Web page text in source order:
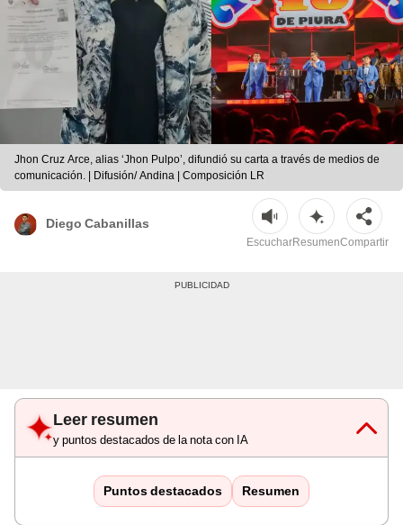
Jhon Cruz Arce, alias ‘Jhon Pulpo’, difundió su carta a través de medios de
comunicación. | Difusión/ Andina | Composición LR
Diego Cabanillas
EscucharResumenCompartir
Leer resumen
y puntos destacados de la nota con IA
Puntos destacados Resumen